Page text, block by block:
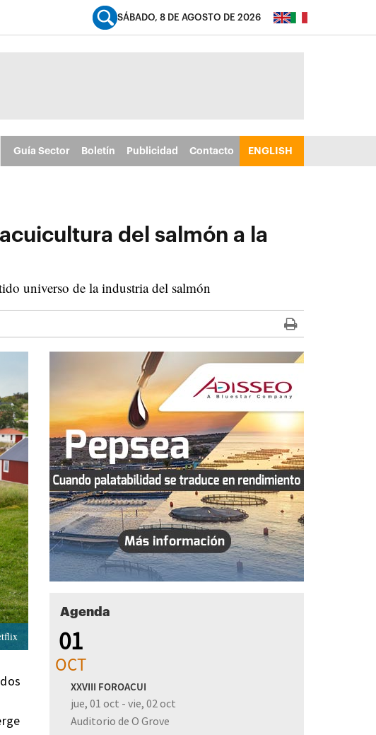
SÁBADO, 8 DE AGOSTO DE 2026
Guía Sector Boletín Publicidad Contacto ENGLISH
del salmón a la
universo de la industria del salmón
Agenda
01
OCT
XXVIII FOROACUI
jue, 01 oct - vie, 02 oct
Auditorio de O Grove